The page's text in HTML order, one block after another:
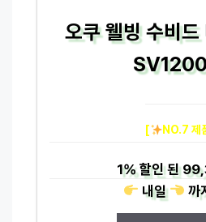
오쿠 웰빙 수비
[ NO.7 제
1%할인 된
내일
까